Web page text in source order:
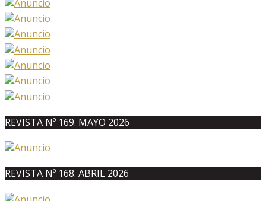
REVISTA Nº 169. MAYO 2026
REVISTA Nº 168. ABRIL 2026